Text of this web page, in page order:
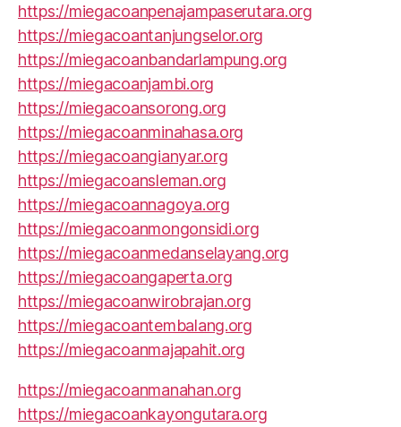
https://miegacoanpenajampaserutara.org
https://miegacoantanjungselor.org
https://miegacoanbandarlampung.org
https://miegacoanjambi.org
https://miegacoansorong.org
https://miegacoanminahasa.org
https://miegacoangianyar.org
https://miegacoansleman.org
https://miegacoannagoya.org
https://miegacoanmongonsidi.org
https://miegacoanmedanselayang.org
https://miegacoangaperta.org
https://miegacoanwirobrajan.org
https://miegacoantembalang.org
https://miegacoanmajapahit.org
https://miegacoanmanahan.org
https://miegacoankayongutara.org